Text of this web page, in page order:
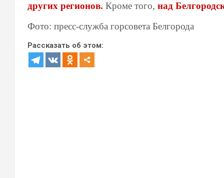
других регионов. Кроме того, над
Фото: пресс-служба горсовета Белгорода
Рассказать об этом: